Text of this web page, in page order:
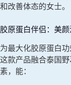
和改善体态的女士。
胶原蛋白伴侣：美
为最大化胶原蛋白
这款产品融合泰国
素，能：